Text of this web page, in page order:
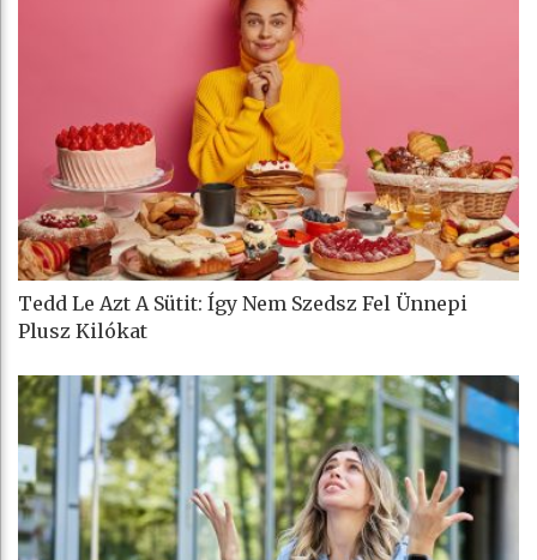
Tedd Le Azt A Sütit: Így Nem Szedsz Fel Ünnepi
Plusz Kilókat